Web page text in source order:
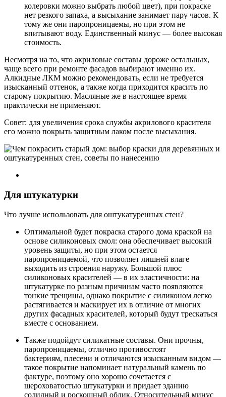
колеровки можно выбрать любой цвет), при покраске
нет резкого запаха, а высыхание занимает пару часов. К
тому же они паропроницаемы, но при этом не
впитывают воду. Единственный минус — более высокая
стоимость.
Несмотря на то, что акриловые составы дороже остальных,
чаще всего при ремонте фасадов выбирают именно их.
Алкидные ЛКМ можно рекомендовать, если не требуется
изысканный оттенок, а также когда приходится красить по
старому покрытию. Масляные же в настоящее время
практически не применяют.
Совет: для увеличения срока службы акрилового красителя
его можно покрыть защитным лаком после высыхания.
Для штукатурки
Что лучше использовать для оштукатуренных стен?
Оптимальной будет покраска старого дома краской на
основе силиконовых смол: она обеспечивает высокий
уровень защиты, но при этом остается
паропроницаемой, что позволяет лишней влаге
выходить из строения наружу. Большой плюс
силиконовых красителей — в их эластичности: на
штукатурке по разным причинам часто появляются
тонкие трещины, однако покрытие с силиконом легко
растягивается и маскирует их в отличие от многих
других фасадных красителей, который будут трескаться
вместе с основанием.
Также подойдут силикатные составы. Они прочны,
паропроницаемы, отлично противостоят
бактериям, плесени и отличаются изысканным видом —
такое покрытие напоминает натуральный камень по
фактуре, поэтому оно хорошо сочетается с
шероховатостью штукатурки и придает зданию
солидный и роскошный облик. Относительный минус